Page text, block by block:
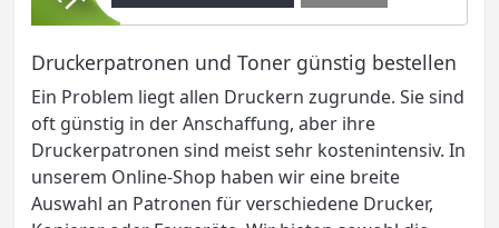
Druckerpatronen und Toner günstig bestellen
Ein Problem liegt allen Druckern zugrunde. Sie sind
oft günstig in der Anschaffung, aber ihre
Druckerpatronen sind meist sehr kostenintensiv. In
unserem Online-Shop haben wir eine breite
Auswahl an Patronen für verschiedene Drucker,